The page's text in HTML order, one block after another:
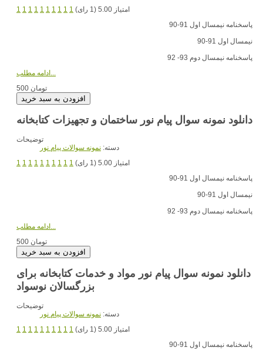
1 1 1 1 1 1 1 1 1 1
امتیاز 5.00 (1 رای)
پاسخنامه نیمسال اول 91-90
نیمسال اول 91-90
پاسخنامه نیمسال دوم 93- 92
ادامه مطلب...
500 تومان
دانلود نمونه سوال پیام نور ساختمان و تجهیزات کتابخانه
توضیحات
دسته: نمونه سوالات پیام نور
1 1 1 1 1 1 1 1 1 1
امتیاز 5.00 (1 رای)
پاسخنامه نیمسال اول 91-90
نیمسال اول 91-90
پاسخنامه نیمسال دوم 93- 92
500 تومان
دانلود نمونه سوال پیام نور مواد و خدمات کتابخانه برای
بزرگسالان نوسواد
توضیحات
دسته: نمونه سوالات پیام نور
1 1 1 1 1 1 1 1 1 1
امتیاز 5.00 (1 رای)
پاسخنامه نیمسال اول 91-90